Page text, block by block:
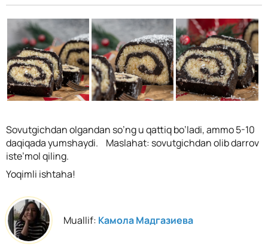
Sovutgichdan olgandan so’ng u qattiq bo’ladi, ammo 5-10
daqiqada yumshaydi. Maslahat: sovutgichdan olib darrov
iste’mol qiling.
Yoqimli ishtaha!
Muallif: Камола Мадгазиева